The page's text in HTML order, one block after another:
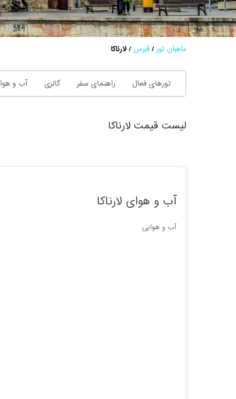
ماهبان تور قبرس لارناکا
تورهای فعال راهنمای سفر گالری آب و هوا
لیست قیمت لارناکا
آب و هوای لارناکا
آب و هوایی